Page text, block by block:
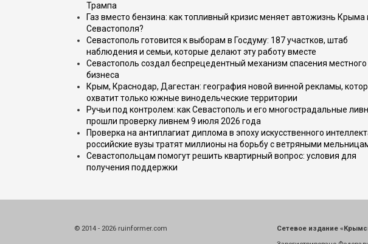
Трампа
Газ вместо бензина: как топливный кризис меняет автожизнь Крыма
Севастополя?
Севастополь готовится к выборам в Госдуму: 187 участков, штаб
наблюдения и семьи, которые делают эту работу вместе
Севастополь создал беспрецедентный механизм спасения местного
бизнеса
Крым, Краснодар, Дагестан: география новой винной рекламы,
охватит только южные винодельческие территории
Ручьи под контролем: как Севастополь и его многострадальные
прошли проверку ливнем 9 июля 2026 года
Проверка на антиплагиат диплома в эпоху искусственного
российские вузы тратят миллионы на борьбу с ветряными
Севастопольцам помогут решить квартирный вопрос: условия для
получения поддержки
© 2014 - 2026 ruinformer.com Сетевое издание